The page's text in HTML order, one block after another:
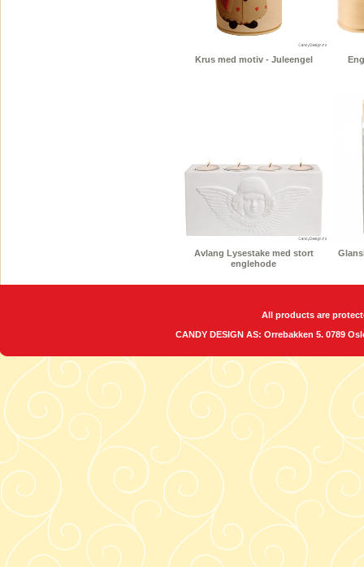
Krus med motiv - Juleengel
Avlang Lysestake med stort
englehode
All products are
CANDY DESIGN AS: Orrebakken 5. 0789